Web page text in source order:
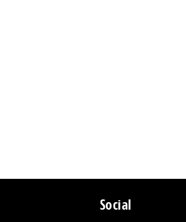
Social